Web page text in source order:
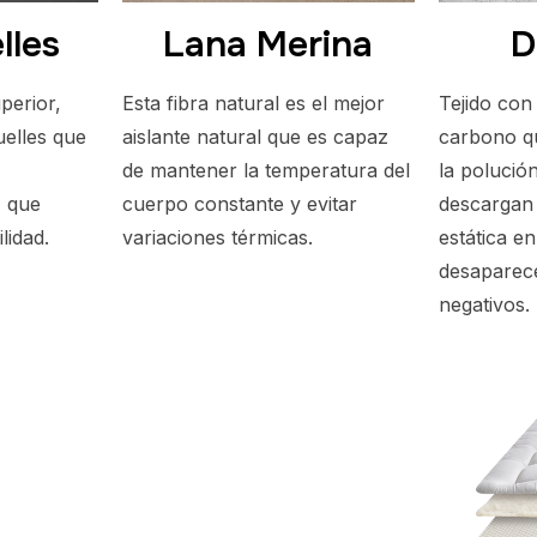
Lana Merina
que
que
Esta fibra natural es el mejor
aislante natural que es capaz
de mantener la temperatura del
cuerpo constante y evitar
variaciones térmicas.
Tejido
carbono
la
estática
negativos.